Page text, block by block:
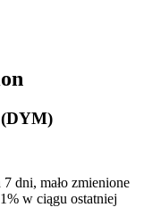
(DYM)
dni, mało zmienione
w ciągu ostatniej